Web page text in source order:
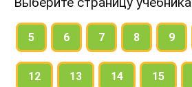
5 6 7 8 9
12 13 14 15